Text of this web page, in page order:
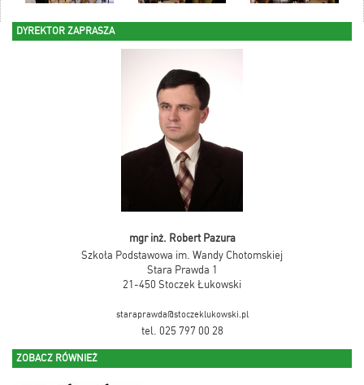
DYREKTOR ZAPRASZA
mgr inż. Robert Pazura
Szkoła Podstawowa im. Wandy Chotomskiej
Stara Prawda 1
21-450 Stoczek Łukowski
staraprawda@stoczeklukowski.pl
tel. 025 797 00 28
ZOBACZ RÓWNIEŻ